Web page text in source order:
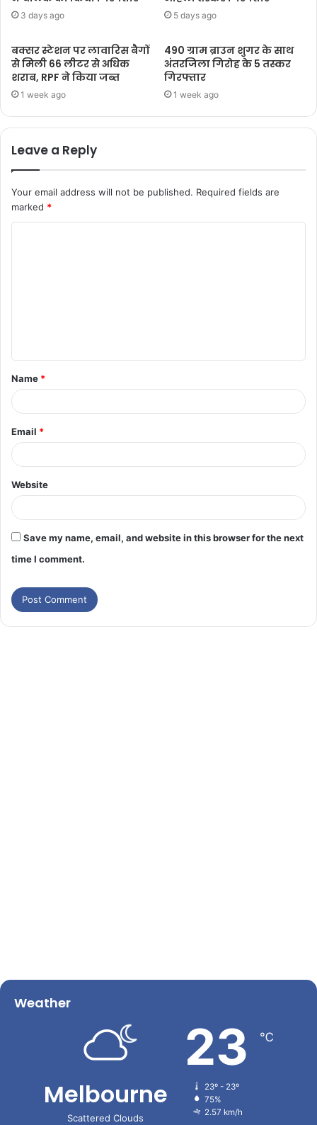
3 days ago 5 days ago
बक्सर स्टेशन पर लावारिस बैगों
से मिली 66 लीटर से अधिक
शराब, RPF ने किया जब्त
1 week ago
490 ग्राम ब्राउन शुगर के साथ
अंतरजिला गिरोह के 5 तस्कर
गिरफ्तार
1 week ago
Leave a Reply
Your email address will not be published. Required fields are
marked *
Name *
Email *
Website
Save my name, email, and website in this browser for the next
time I comment.
Weather
Melbourne
Scattered Clouds
23 ℃
23º - 23º
75%
2.57 km/h